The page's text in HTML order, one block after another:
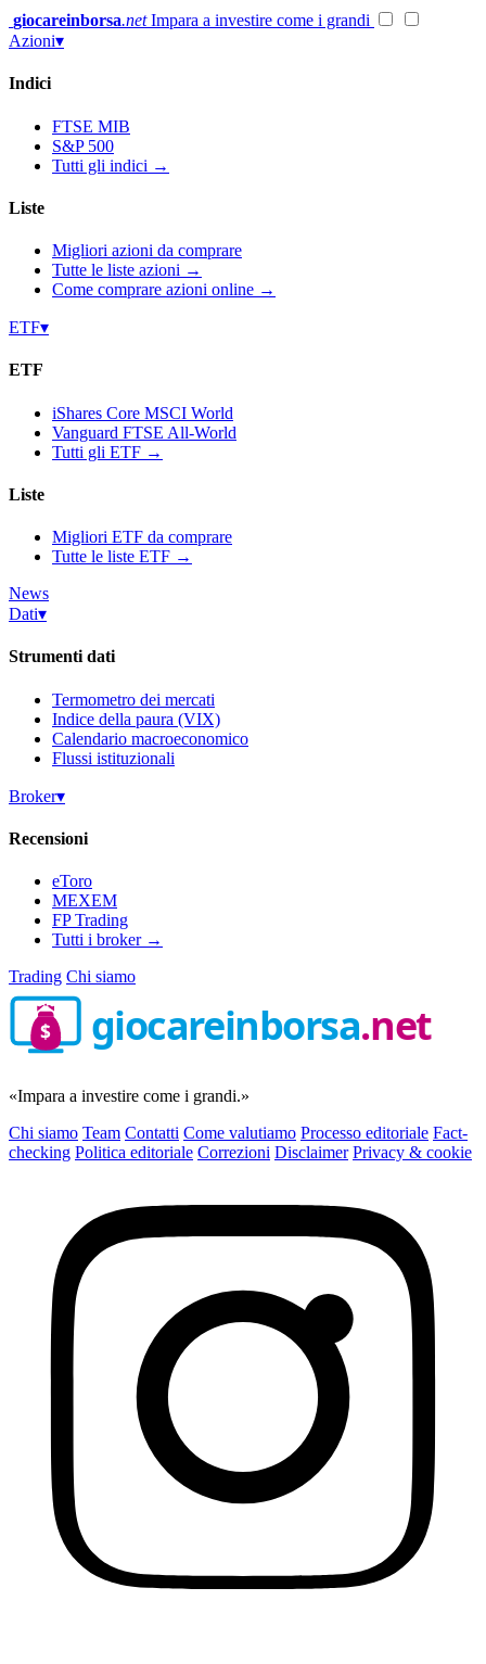
Vai
al
giocareinborsa.net Impara a investire come i grandi
Azioni▾
Indici
FTSE MIB
S&P 500
Tutti gli indici →
Liste
Migliori azioni da comprare
Tutte le liste azioni →
Come comprare azioni online →
ETF▾
ETF
iShares Core MSCI World
Vanguard FTSE All-World
Tutti gli ETF →
Liste
Migliori ETF da comprare
Tutte le liste ETF →
News
Dati▾
Strumenti dati
Termometro dei mercati
Indice della paura (VIX)
Calendario macroeconomico
Flussi istituzionali
Broker▾
Recensioni
eToro
MEXEM
FP Trading
Tutti i broker →
Trading Chi siamo
$ giocareinborsa.net
«Impara a investire come i grandi.»
Chi siamo Team Contatti Come valutiamo Processo editoriale Fact-
checking Politica editoriale Correzioni Disclaimer Privacy & cookie